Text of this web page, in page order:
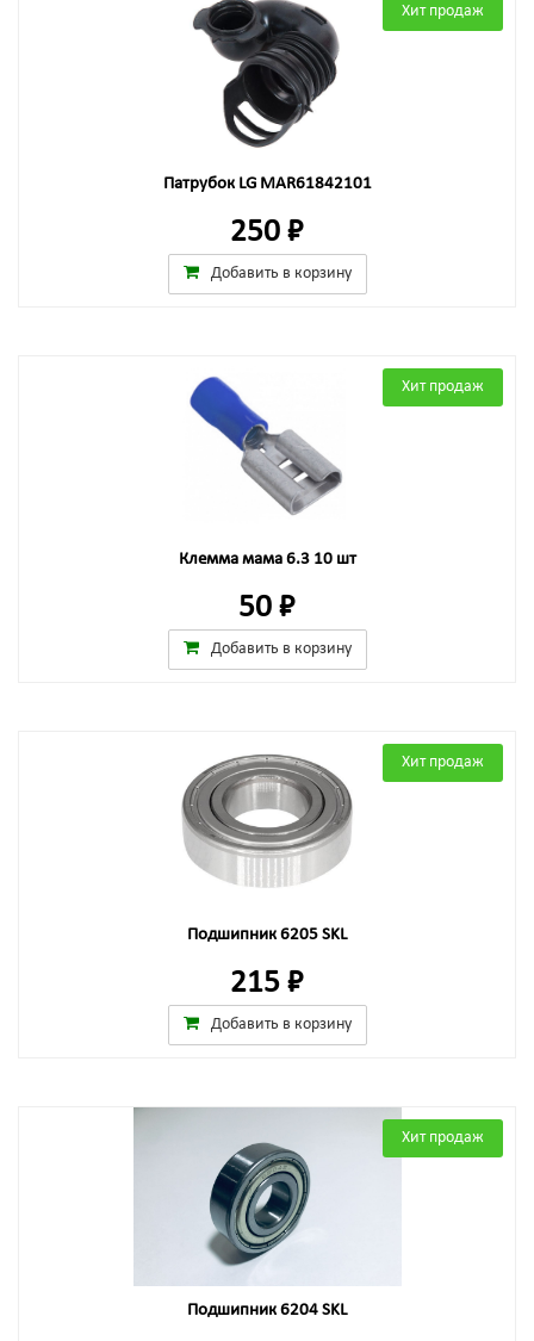
Хит продаж
Патрубок LG MAR61842101
250 ₽
Добавить в корзину
Хит продаж
Клемма мама 6.3 10 шт
50 ₽
Добавить в корзину
Хит продаж
Подшипник 6205 SKL
215 ₽
Добавить в корзину
Хит продаж
Подшипник 6204 SKL